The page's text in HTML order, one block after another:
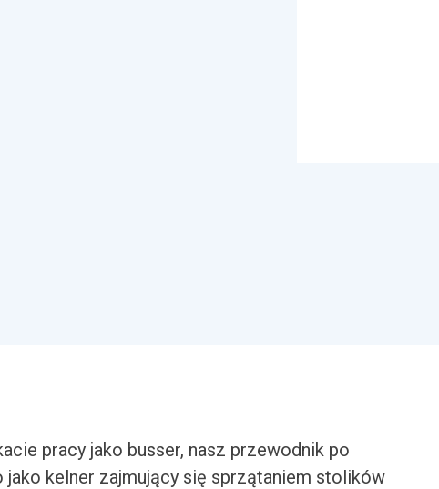
pracy jako busser, nasz przewodnik po
jako kelner zajmujący się sprzątaniem stolików